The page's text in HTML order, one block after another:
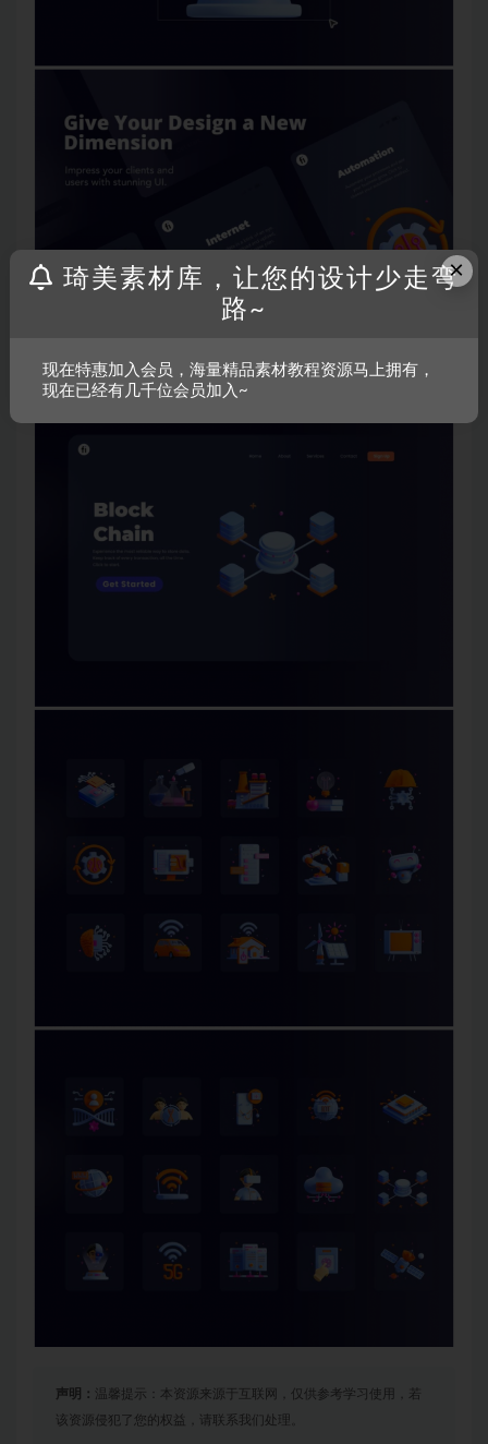
声明： 温馨提示：本资源来源于互联网，仅供参考学习使用，若
该资源侵犯了您的权益，请联系我们处理。
×
琦美素材库，让您的设计少走弯
路~
现在特惠加入会员，海量精品素材教程资源马上拥有，
现在已经有几千位会员加入~